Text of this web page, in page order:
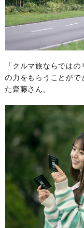
「クルマ旅ならでは
の力をもらうことがで
た齋藤さん。